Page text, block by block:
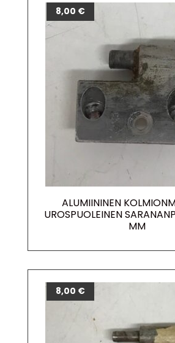
ALUMIININEN
UROSPUOLEINEN
MM
8,00 €
8,00 €